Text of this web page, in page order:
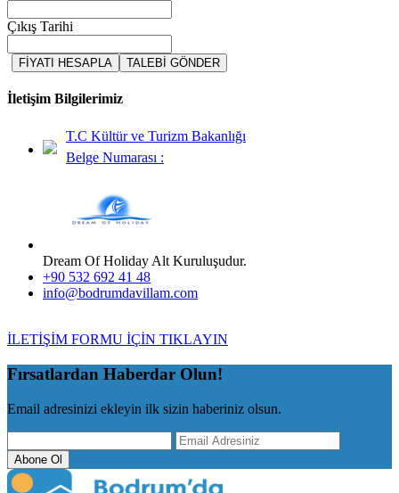
Çıkış Tarihi
FİYATI HESAPLA TALEBİ GÖNDER
İletişim Bilgilerimiz
T.C Kültür ve Turizm Bakanlığı
Belge Numarası :
Dream Of Holiday Alt Kuruluşudur.
+90 532 692 41 48
info@bodrumdavillam.com
İLETİŞİM FORMU İÇİN TIKLAYIN
Fırsatlardan Haberdar Olun!
Email adresinizi ekleyin ilk sizin haberiniz olsun.
Abone Ol